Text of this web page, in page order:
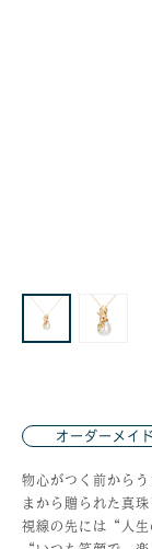
オーダーメイ
物心がつく前から
まから贈られた真
視線の先には“人生